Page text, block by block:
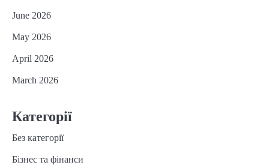
June 2026
May 2026
April 2026
March 2026
Категорії
Без категорії
Бізнес та фінанси